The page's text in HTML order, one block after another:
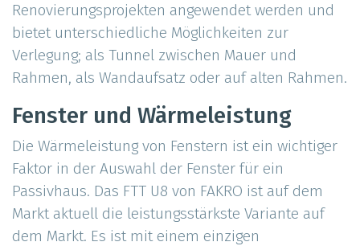
Renovierungsprojekten angewendet werden und
bietet unterschiedliche Möglichkeiten zur
Verlegung; als Tunnel zwischen Mauer und
Rahmen, als Wandaufsatz oder auf alten Rahmen.
Fenster und Wärmeleistung
Die Wärmeleistung von Fenstern ist ein wichtiger
Faktor in der Auswahl der Fenster für ein
Passivhaus. Das FTT U8 von FAKRO ist auf dem
Markt aktuell die leistungsstärkste Variante auf
dem Markt. Es ist mit einem einzigen